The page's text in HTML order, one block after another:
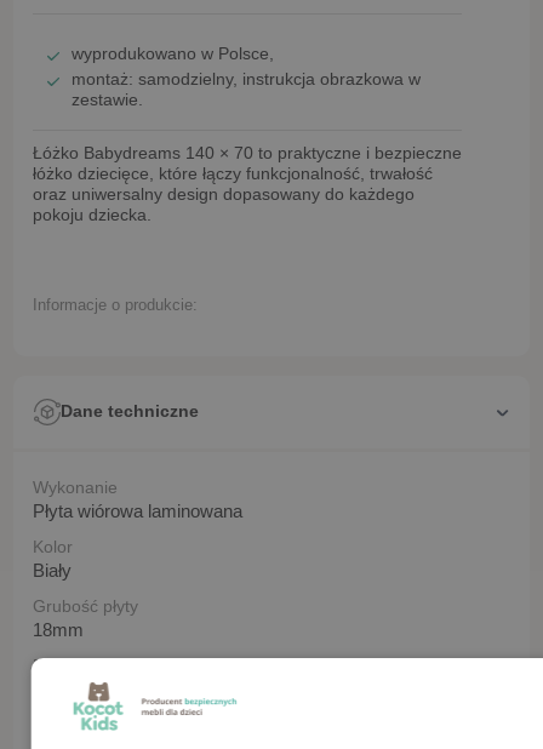
wyprodukowano w Polsce
montaż: samodzielny, instrukcja obrazkowa w
zestawie.
Łóżko Babydreams 140 × 70 to praktyczne i bezpieczne
łóżko dziecięce, które łączy funkcjonalność, trwałość
oraz uniwersalny design dopasowany do każdego
pokoju dziecka.
Informacje o produkcie:
Dane techniczne
Wykonanie
Płyta wiórowa laminowana
Kolor
Biały
Grubość płyty
18mm
Długość
Szerokość